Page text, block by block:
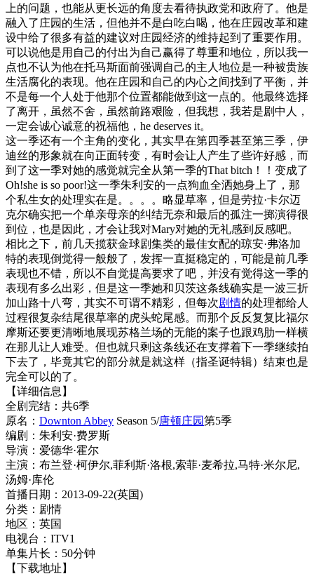
上的问题，也能从更长远的角度去看待执政党和政府了。他是
融入了庄园的生活，但他并不是白吃白喝，他在庄园改革和建
设中给了很多有益的建议对庄园经济的维持起到了重要作用。
可以说他是用自己的付出为自己赢得了尊重和地位，所以我一
点也不认为他在托马斯面前强调自己的主人地位是一种被贵族
生活腐化的表现。他在庄园和自己的内心之间找到了平衡，并
不是每一个人处于他那个位置都能做到这一点的。他最终选择
了离开，虽然不舍，虽然前路艰险，但我想，我若是剧中人，
一定会诚心诚意的祝福他，he deserves it。
这一季还有一个主角的变化，其实早在第四季甚至第三季，伊
迪丝的形象就在向正面转变，有时会让人产生了些许好感，而
到了这一季对她的感觉就完全从第一季的That bitch！！变成了
Oh!she is so poor!这一季朱利安的一点狗血全洒她身上了，那
个私生女的处理实在是。。。。略显草率，但是劳拉·卡尔迈
克尔确实把一个单亲母亲的纠结无奈和最后的孤注一掷演得很
到位，也是因此，才会让我对Mary对她的无礼感到反感吧。
相比之下，前几天揽获金球剧集类的最佳女配的琼安·弗洛加
特的表现倒觉得一般般了，发挥一直挺稳定的，可能是前几季
表现也不错，所以不自觉提高要求了吧，并没有觉得这一季的
表现有多么出彩，但是这一季她和贝茨这条线确实是一波三折
加山路十八弯，其实不可谓不精彩，但每次剧情的处理都给人
过程很复杂结尾很草率的虎头蛇尾感。而那个反反复复比福尔
摩斯还要更清晰地展现苏格兰场的无能的案子也跟鸡肋一样横
在那儿让人难受。但也就只剩这条线还在支撑着下一季继续拍
下去了，毕竟其它的部分就是就这样（指圣诞特辑）结束也是
完全可以的了。
【详细信息】
全剧完结：共6季
原名： Downton Abbey Season 5/唐顿庄园第5季
编剧：朱利安·费罗斯
导演：爱德华·霍尔
主演：布兰登·柯伊尔,菲利斯·洛根,索菲·麦希拉,马特·米尔尼,
汤姆·库伦
首播日期：2013-09-22(英国)
分类：剧情
地区：英国
电视台：ITV1
单集片长：50分钟
【下载地址】